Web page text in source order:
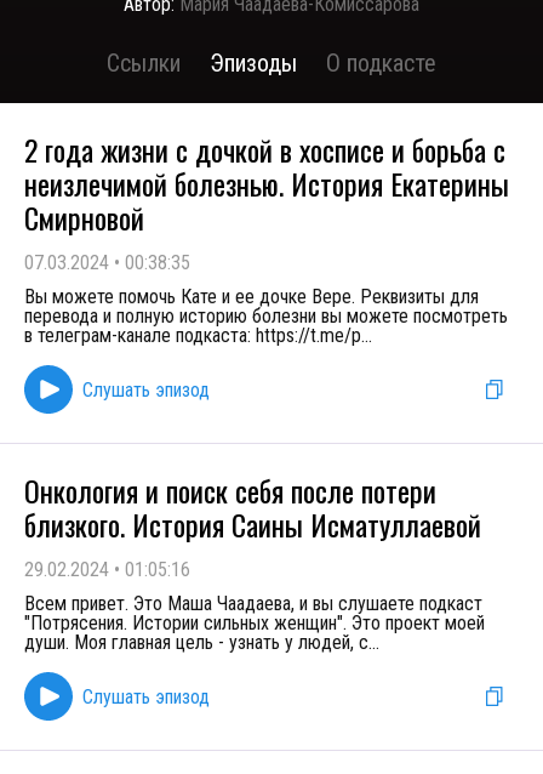
Ссылки Эпизоды О подкасте
2 года жизни с дочкой в хосписе и борьба с
неизлечимой болезнью. История Екатерины
Смирновой
07.03.2024 • 00:38:35
Вы можете помочь Кате и ее дочке Вере. Реквизиты для
перевода и полную историю болезни вы можете посмотреть
в телеграм-канале подкаста: https://t.me/p...
Слушать эпизод
Онкология и поиск себя после потери
близкого. История Саины Исматуллаевой
29.02.2024 • 01:05:16
Всем привет. Это Маша Чаадаева, и вы слушаете подкаст
"Потрясения. Истории сильных женщин". Это проект моей
души. Моя главная цель - узнать у людей, с...
Слушать эпизод